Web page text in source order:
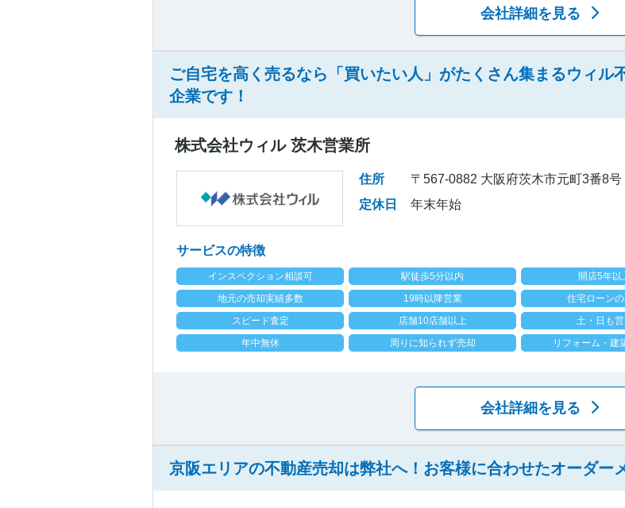
会社詳細を見る
ご自宅を高く売るなら「買いたい人」がたくさん集まるウィル
企業です！
株式会社ウィル 茨木営業所
住所
〒567-0882 大阪府茨木市元町3番8号
定休日
年末年始
サービスの特徴
インスペクション相談可 駅徒歩5分以内
開店5年以
地元の売却実績多数
19時以降営業
住宅ローン
スピード査定
店舗10店舗以上
土・日も
年中無休
周りに知られず売却 リフォーム・建
会社詳細を見る
京阪エリアの不動産売却は弊社へ！お客様に合わせたオーダー